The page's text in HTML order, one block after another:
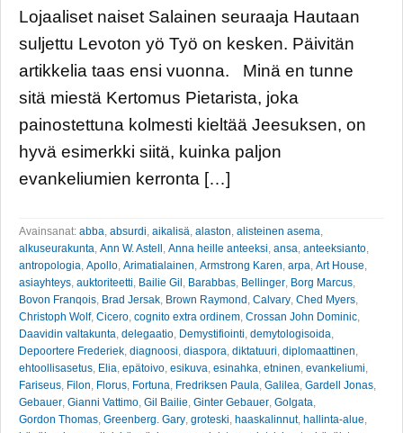
Lojaaliset naiset Salainen seuraaja Hautaan
suljettu Levoton yö Työ on kesken. Päivitän
artikkelia taas ensi vuonna. Minä en tunne
sitä miestä Kertomus Pietarista, joka
painostettuna kolmesti kieltää Jeesuksen, on
hyvä esimerkki siitä, kuinka paljon
evankeliumien kerronta […]
Avainsanat: abba, absurdi, aikalisä, alaston, alisteinen asema,
alkuseurakunta, Ann W. Astell , Anna heille anteeksi, ansa, anteeksianto,
antropologia, Apollo, Arimatialainen, Armstrong Karen, arpa, Art House,
asiayhteys, auktoriteetti, Bailie Gil , Barabbas, Bellinger, Borg Marcus,
Bovon Franqois, Brad Jersak, Brown Raymond , Calvary, Ched Myers,
Christoph Wolf, Cicero, cognito extra ordinem, Crossan John Dominic,
Daavidin valtakunta, delegaatio, Demystifiointi, demytologisoida,
Depoortere Frederiek, diagnoosi, diaspora, diktatuuri, diplomaattinen,
ehtoollisasetus, Elia, epätoivo, esikuva, esinahka, etninen, evankeliumi,
Fariseus, Filon, Florus, Fortuna, Fredriksen Paula, Galilea, Gardell Jonas,
Gebauer, Gianni Vattimo, Gil Bailie, Ginter Gebauer, Golgata,
Gordon Thomas, Greenberg. Gary, groteski, haaskalinnut, hallinta-alue,